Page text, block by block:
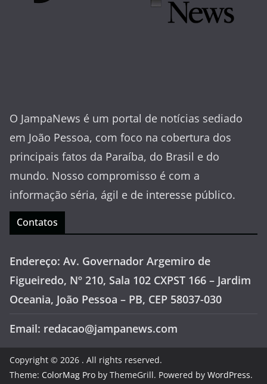
O JampaNews é um portal de notícias sediado
em João Pessoa, com foco na cobertura dos
principais fatos da Paraíba, do Brasil e do
mundo. Nosso compromisso é com a
informação séria, ágil e de interesse público.
Contatos
Endereço: Av. Governador Argemiro de
Figueiredo, Nº 210, Sala 102 CXPST 166 – Jardim
Oceania, João Pessoa – PB, CEP 58037-030
Email: redacao@jampanews.com
Copyright © 2026 . All rights reserved.
Theme: ColorMag Pro by ThemeGrill. Powered by WordPress.